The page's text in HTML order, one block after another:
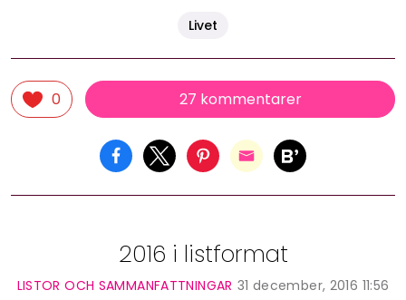
Livet
0 27 kommentarer
2016 i listformat
LISTOR OCH SAMMANFATTNINGAR 31 december, 2016 11:56